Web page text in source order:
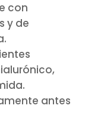
con
y de
antes